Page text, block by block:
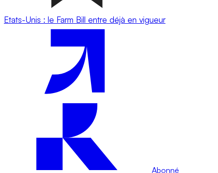
Etats-Unis : le Farm Bill entre déjà en vigueur
Abonné